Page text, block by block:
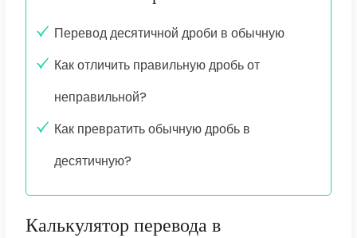
Перевод десятичной дроби в обычную
Как отличить правильную дробь от
неправильной?
Как превратить обычную дробь в
десятичную?
Калькулятор перевода в